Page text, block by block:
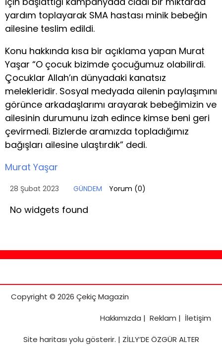
yardım toplayarak SMA hastası minik bebeğin
ailesine teslim edildi.
Konu hakkında kısa bir açıklama yapan Murat
Yaşar “O çocuk bizimde çocuğumuz olabilirdi.
Çocuklar Allah’ın dünyadaki kanatsız
melekleridir. Sosyal medyada ailenin paylaşımını
görünce arkadaşlarımı arayarak bebeğimizin ve
ailesinin durumunu izah edince kimse beni geri
çevirmedi. Bizlerde aramızda topladığımız
bağışları ailesine ulaştırdık” dedi.
Murat Yaşar
28 Şubat 2023 GÜNDEM Yorum (0)
No widgets found
Copyright © 2026 Çekiç Magazin
Hakkımızda | Reklam | İletişim
Site haritasıyolu gösterir. | ZİLLY’DE ÖZGÜR ALTER